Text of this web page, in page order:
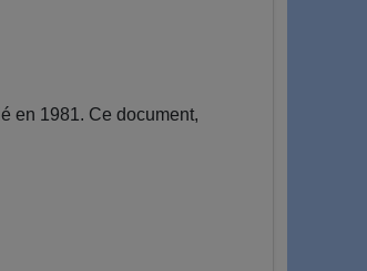
en 1981. Ce document,